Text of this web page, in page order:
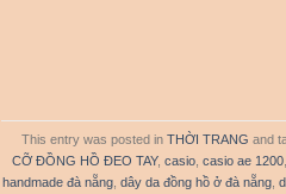
This entry was posted inTHỜI TRANG and
CỠ ĐỒNG HỒ ĐEO TAY,casio ,casio ae 1200
handmade đà nẵng ,dây da đồng hồ ở đà nẵng ,